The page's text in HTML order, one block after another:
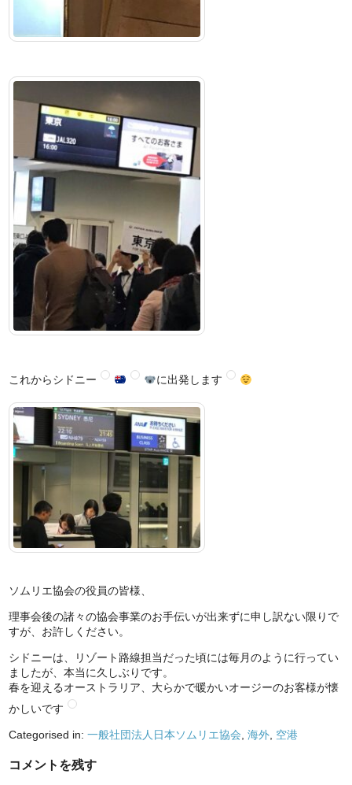
これからシドニー に出発します
ソムリエ協会の役員の皆様、
理事会後の諸々の協会事業のお手伝いが出来ずに申し訳ない限りで
すが、お許しください。
シドニーは、リゾート路線担当だった頃には毎月のように行ってい
ましたが、本当に久しぶりです。
春を迎えるオーストラリア、大らかで暖かいオージーのお客様が懐
かしいです
Categorised in:一般社団法人日本ソムリエ協会 ,海外 空港
コメントを残す